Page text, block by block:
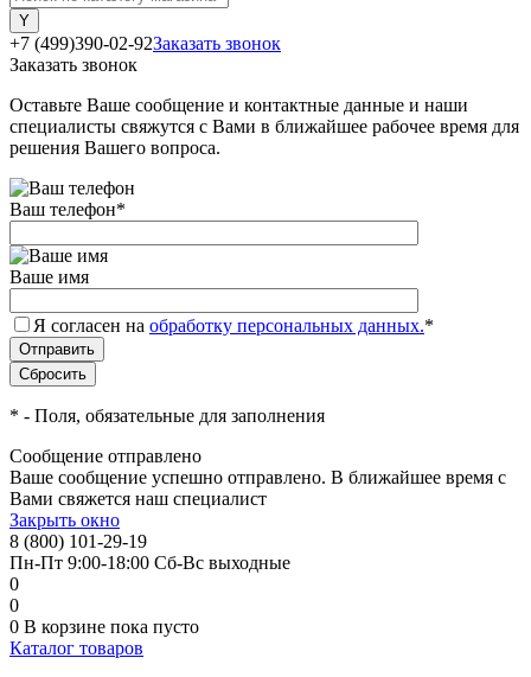
+7 (499)390-02-92Заказать звонок
Заказать звонок
Оставьте Ваше сообщение и контактные данные и наши
специалисты свяжутся с Вами в ближайшее рабочее время для
решения Вашего вопроса.
Ваш телефон*
Ваше имя
Я согласен на обработку персональных данных.*
* - Поля, обязательные для заполнения
Сообщение отправлено
Ваше сообщение успешно отправлено. В ближайшее время с
Вами свяжется наш специалист
Закрыть окно
8 (800) 101-29-19
Пн-Пт 9:00-18:00 Сб-Вс выходные
0
0
0 В корзине пока пусто
Каталог товаров